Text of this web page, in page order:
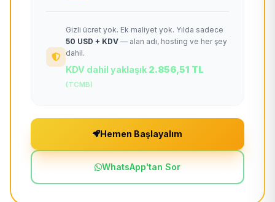
Gizli ücret yok. Ek maliyet yok. Yılda sadece
50 USD + KDV — alan adı, hosting ve her şey
dahil.
KDV dahil yaklaşık 2.856,51 TL
(TCMB)
Hemen Başlayalım
WhatsApp'tan Sor